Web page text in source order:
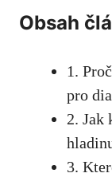
Obsah‍
1.
pro
2. Jak
3.